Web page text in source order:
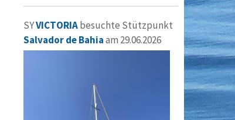
SYVICTORIAbesuchte Stützpunkt
Salvador de Bahiaam 29.06.2026